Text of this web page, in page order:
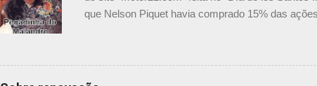
que Nelson Piquet havia comprado 15% das
dirigente foi taxativo ao declarar que o brasileiro
verdade, nós recebemos uma oferta de Piquet",
Senna, não podemos ter dois brasileiros”,